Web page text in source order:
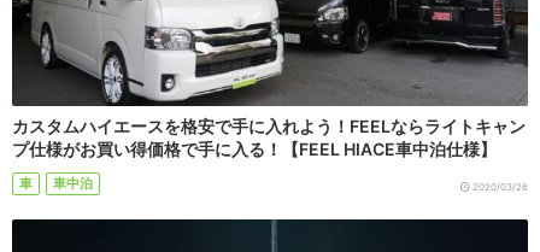
カスタムハイエースを格安で手に入れよう！FEELならライトキャン
プ仕様がお買い得価格で手に入る！【FEEL HIACE車中泊仕様】
車 車中泊 2020/03/26